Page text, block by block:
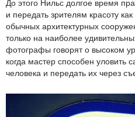
До этого Нильс долгое время
и передать зрителям красоту
обычных архитектурных
только на наиболее
фотографы говорят о высоком
когда мастер способен уловить
человека и передать их через